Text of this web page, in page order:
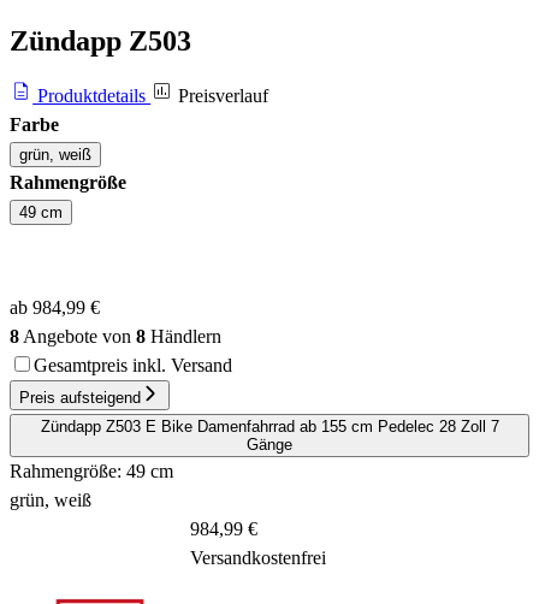
Zündapp Z503
Produktdetails
Preisverlauf
Farbe
grün, weiß
Rahmengröße
49 cm
ab 984,99 €
8 Angebote von 8 Händlern
Gesamtpreis inkl. Versand
Preis aufsteigend
Zündapp Z503 E Bike Damenfahrrad ab 155 cm Pedelec 28 Zoll 7
Gänge
Rahmengröße: 49 cm
grün, weiß
984,99 €
Versandkostenfrei